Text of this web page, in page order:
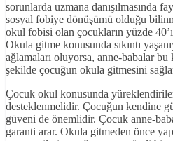
sorunlarda uzmana danışılmasında
sosyal fobiye dönüşümü olduğu
okul fobisi olan çocukların yüzde
Okula gitme konusunda sıkıntı
ağlamaları oluyorsa, anne-babalar
şekilde çocuğun okula gitmesini
Çocuk okul konusunda
desteklenmelidir. Çocuğun kendine
güveni de önemlidir. Çocuk anne-
garanti arar. Okula gitmeden önce